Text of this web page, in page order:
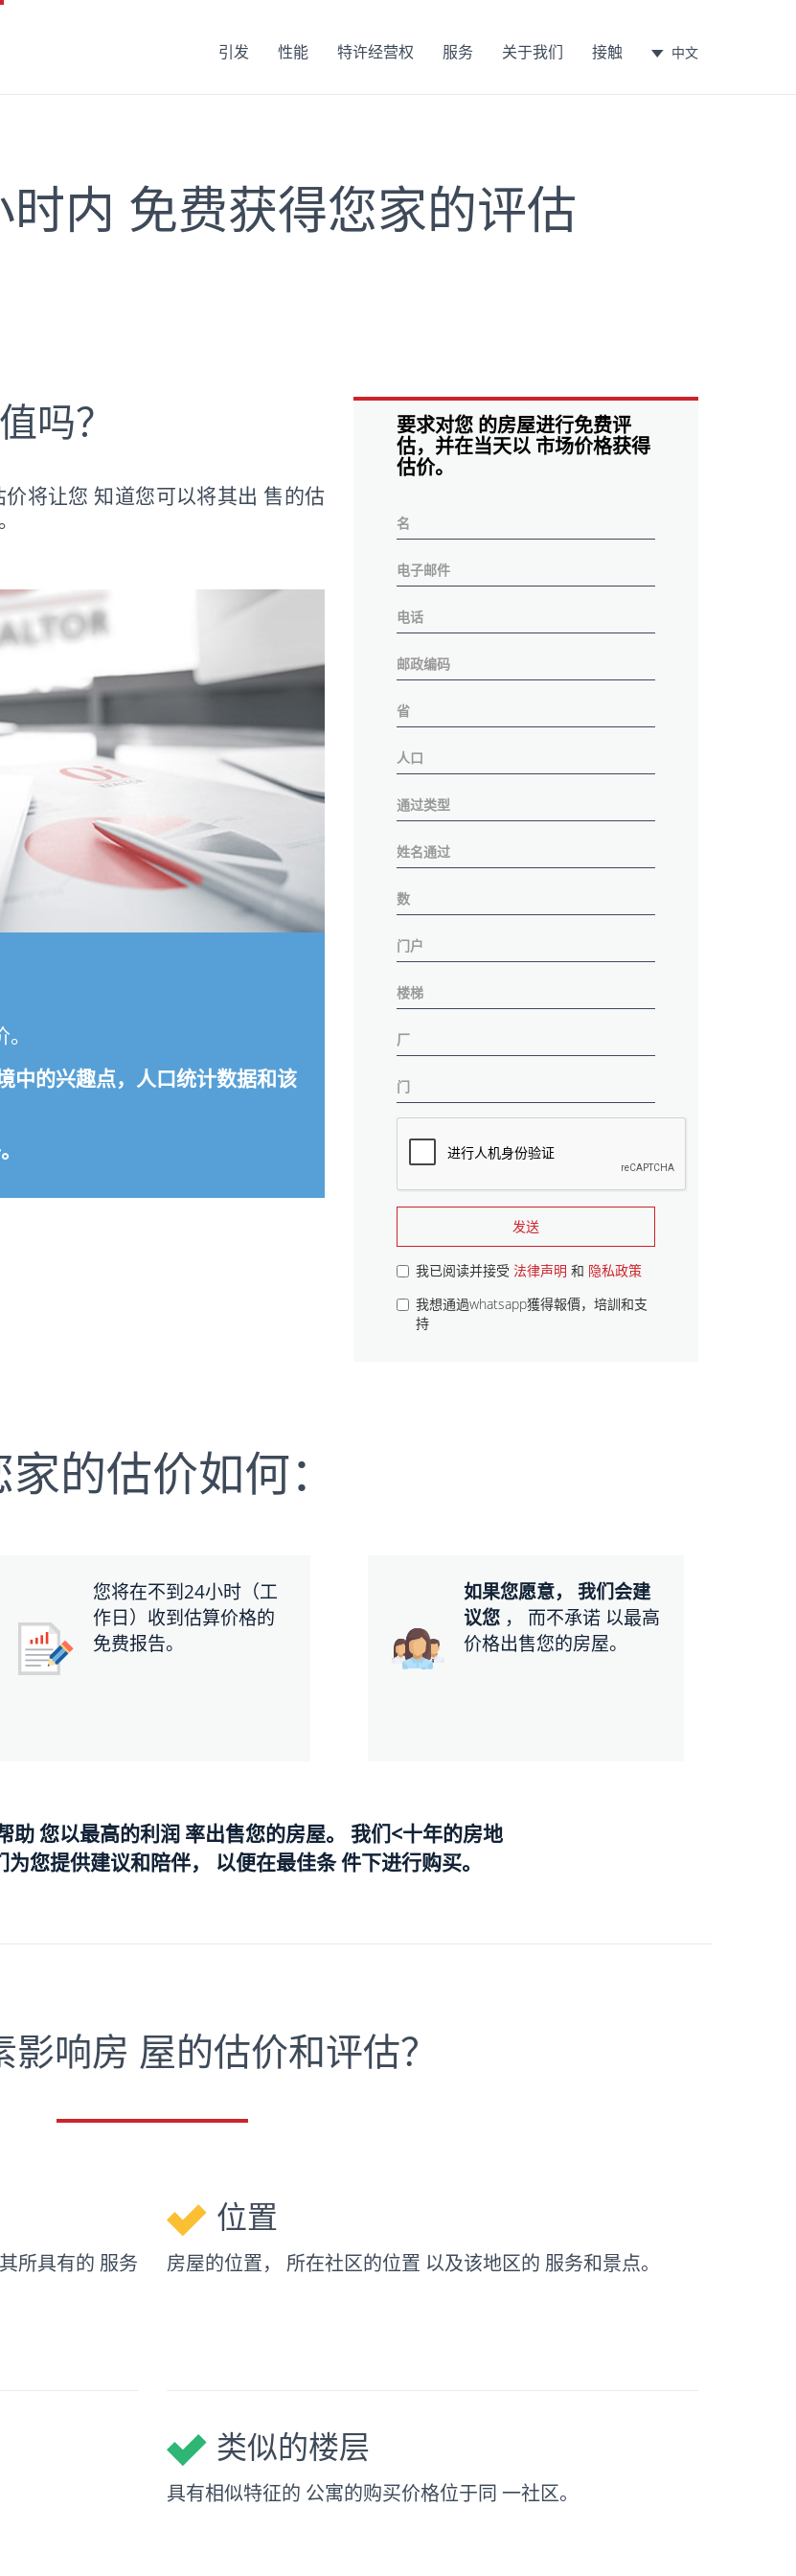
中文
接触
关于我们
服务
特许经营权
性能
引发
内 免费获得您家的评估
吗？
将让您 知道您可以将其出 售的估
中的兴趣点，人口统计数据和该
要求对您 的房屋进行免费评
估，并在当天以 市场价格获得
估价。
发送
我已阅读并接受 法律声明 和 隐私政策
我想通過whatsapp獲得報價，培訓和支
持
的估价如何：
您将在不到24小时（工
作日）收到估算价格的
免费报告。
如果您愿意， 我们会建
议您 ， 而不承诺 以最高
价格出售您的房屋。
助 您以最高的利润 率出售您的房屋。 我们<十年的房地
您提供建议和陪伴， 以便在最佳条 件下进行购买。
影响房 屋的估价和评估？
所具有的 服务
位置
房屋的位置， 所在社区的位置 以及该地区的 服务和景点。
类似的楼层
具有相似特征的 公寓的购买价格位于同 一社区。